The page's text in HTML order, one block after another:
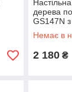
дерева
GS147N
Немає в
2 180 ₴